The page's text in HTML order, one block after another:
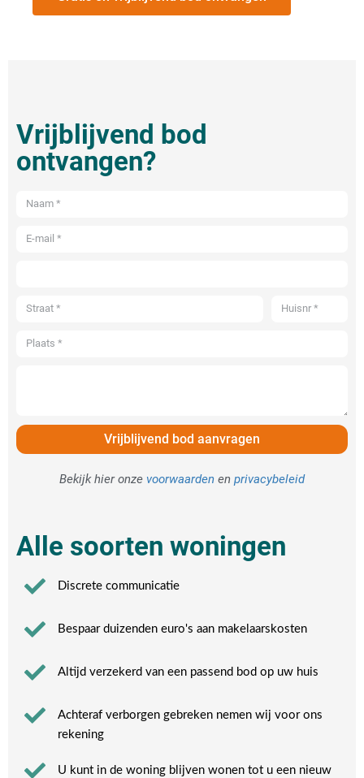
Vrijblijvend bod
ontvangen?
Vrijblijvend bod aanvragen
Bekijk hier onze voorwaarden en privacybeleid
Alle soorten woningen
Discrete communicatie
Bespaar duizenden euro's aan makelaarskosten
Altijd verzekerd van een passend bod op uw huis
Achteraf verborgen gebreken nemen wij voor ons
rekening​
U kunt in de woning blijven wonen tot u een nieuw